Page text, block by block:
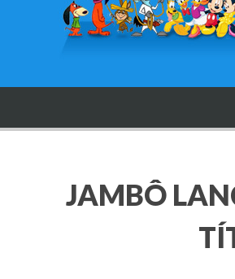
JAMBÔ